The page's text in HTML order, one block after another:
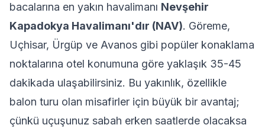
bacalarına en yakın havalimanı Nevşehir
Kapadokya Havalimanı'dır (NAV). Göreme,
Uçhisar, Ürgüp ve Avanos gibi popüler konaklama
noktalarına otel konumuna göre yaklaşık 35-45
dakikada ulaşabilirsiniz. Bu yakınlık, özellikle
balon turu olan misafirler için büyük bir avantaj;
çünkü uçuşunuz sabah erken saatlerde olacaksa